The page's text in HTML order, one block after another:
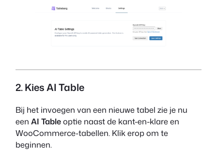
2. Kies AI Table
Bij het invoegen van een nieuwe tabel zie je nu
een AI Tableoptie naast de kant-en-klare en
WooCommerce-tabellen. Klik erop om te
beginnen.